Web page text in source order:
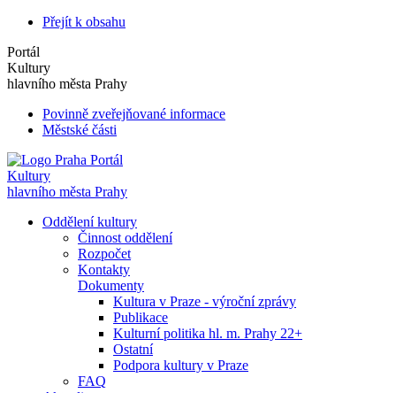
Přejít k obsahu
Portál
Kultury
hlavního města Prahy
Povinně zveřejňované informace
Městské části
Portál
Kultury
hlavního města Prahy
Oddělení kultury
Činnost oddělení
Rozpočet
Kontakty
Dokumenty
Kultura v Praze - výroční zprávy
Publikace
Kulturní politika hl. m. Prahy 22+
Ostatní
Podpora kultury v Praze
FAQ